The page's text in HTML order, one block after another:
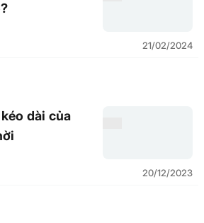
21/02/2024
dài của
20/12/2023